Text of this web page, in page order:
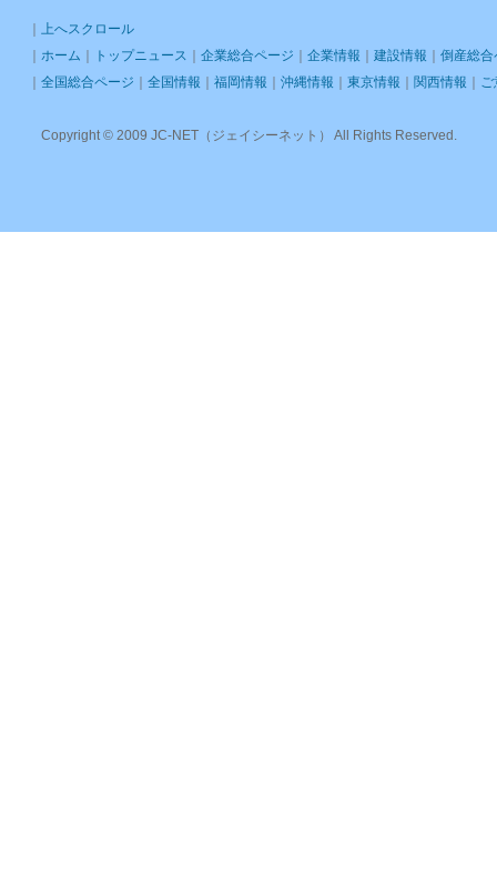
上へスクロール
ホーム トップニュース 企業総合ページ 企業情報 建設情報
倒産総合
全国総合ページ 全国情報 福岡情報 沖縄情報 東京情報 関西情報 ご
Copyright © 2009 JC-NET（ジェイシーネット） All Rights Reserved.